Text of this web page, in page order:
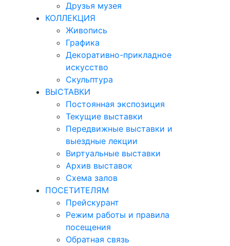
Друзья музея
КОЛЛЕКЦИЯ
Живопись
Графика
Декоративно-прикладное
искусство
Скульптура
ВЫСТАВКИ
Постоянная экспозиция
Текущие выставки
Передвижные выставки и
выездные лекции
Виртуальные выставки
Архив выставок
Схема залов
ПОСЕТИТЕЛЯМ
Прейскурант
Режим работы и правила
посещения
Обратная связь